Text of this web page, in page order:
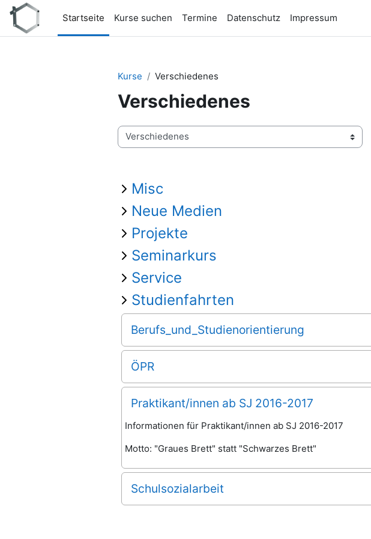
Zum Hauptinhalt
Startseite
Kurse suchen Termine Datenschutz Impressum
Kurse
Verschiedenes
Verschiedenes
Kursbereiche
Misc
Neue Medien
Projekte
Seminarkurs
Service
Studienfahrten
Berufs_und_Studienorientierung
ÖPR
Praktikant/innen ab SJ 2016-2017
Informationen für Praktikant/innen ab SJ 2016-2017
Motto: "Graues Brett" statt "Schwarzes Brett"
Schulsozialarbeit